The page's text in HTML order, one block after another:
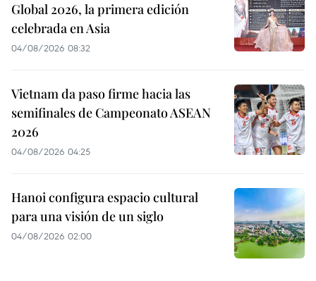
Global 2026, la primera edición
celebrada en Asia
04/08/2026 08:32
Vietnam da paso firme hacia las
semifinales de Campeonato ASEAN
2026
04/08/2026 04:25
Hanoi configura espacio cultural
para una visión de un siglo
04/08/2026 02:00